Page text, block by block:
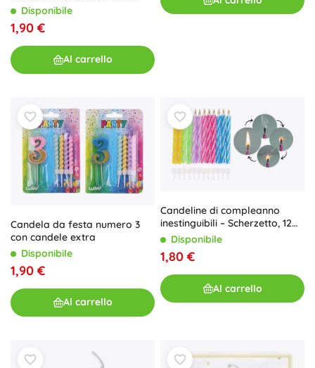
Disponibile
1,90 €
Al carrello
Candela da festa numero 3
con candele extra
Disponibile
1,90 €
Al carrello
Candeline di compleanno
inestinguibili – Scherzetto, 12
pz Disponibile
1,80 €
Al carrello